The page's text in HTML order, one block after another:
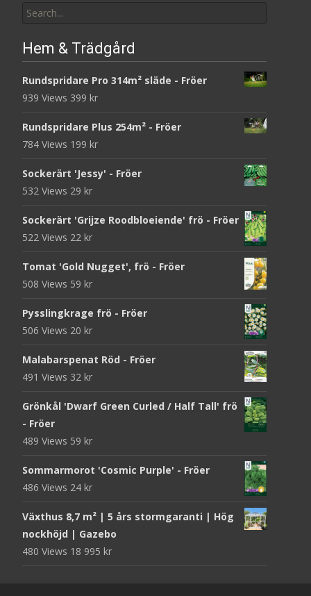
for:
Hem & Trädgård
Rundspridare Pro 314m² släde - Fröer
939 Views 399 kr
Rundspridare Plus 254m² - Fröer
784 Views 199 kr
Sockerärt 'Jessy' - Fröer
532 Views 29 kr
Sockerärt 'Grijze Roodbloeiende' frö - Fröer
522 Views 22 kr
Tomat 'Gold Nugget', frö - Fröer
508 Views 59 kr
Pysslingkrage frö - Fröer
506 Views 20 kr
Malabarspenat Röd - Fröer
491 Views 32 kr
Grönkål 'Dwarf Green Curled / Half Tall' frö
- Fröer
489 Views 59 kr
Sommarmorot 'Cosmic Purple' - Fröer
486 Views 24 kr
Växthus 8,7 m² | 5 års stormgaranti | Hög
nockhöjd | Gazebo
480 Views 18 995 kr